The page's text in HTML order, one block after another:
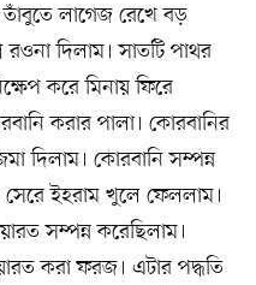
তাঁবুতে লাগেজ রেখে বড়
দিলাম। সাতটি পাথর
করে মিনায় ফিরে
করার পালা। কোরবানির
দিলাম। কোরবানি সম্পন্ন
সেরে ইহরাম খুলে ফেললাম।
সম্পন্ন করেছিলাম।
করা ফরজ। এটার পদ্ধতি